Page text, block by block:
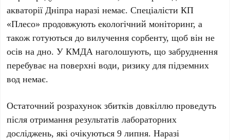
акваторіїДніпра наразі немає. СпеціалістиКП
«Плесо» продовжують екологічний моніторинг, а
також готуються до вилучення сорбенту, щоб він не
осів на дно. УКМДА наголошують, що забруднення
перебуває на поверхні води, ризику для підземних
вод немає.
Остаточний розрахунок збитків довкіллю проведуть
після отримання результатів лабораторних
досліджень, які очікуються9 липня. Наразі